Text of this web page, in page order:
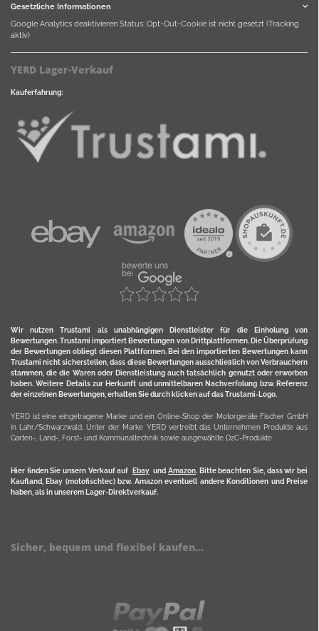
Gesetzliche Informationen
Google Analytics deaktivieren Status: Opt-Out-Cookie ist nicht gesetzt (Tracking
aktiv)
YERD Lager-Verkauf
Kauferfahrung:
Wir nutzen Trustami als unabhängigen Dienstleister für die Einholung von
Bewertungen. Trustami importiert Bewertungen von Drittplattformen. Die Überprüfung
der Bewertungen obliegt diesen Plattformen. Bei den importierten Bewertungen kann
Trustami nicht sicherstellen, dass diese Bewertungen ausschließlich von Verbrauchern
stammen, die die Waren oder Dienstleistung auch tatsächlich genutzt oder erworben
haben. Weitere Details zur Herkunft und unmittelbaren Nachverfolung bzw. Referenz
der einzelnen Bewertungen, erhalten Sie durch klicken auf das Trustami-Logo.
YERD ist eine eingetragene Marke und ein Online-Shop der Motorgeräte Fischer GmbH
in Lahr/Schwarzwald. Unter der Marke YERD vertreibt das Unternehmen Produkte aus
Garten-, Land-, Forst- und Kommunaltechnik sowie ausgewählte D2C-Produkte.
Hier finden Sie unsern Verkauf auf Ebayund Amazon. Bitte beachten Sie, dass wir bei
Kaufland, Ebay (motofischtec) bzw. Amazon eventuell andere Konditionen und Preise
haben, als in unserem Lager-Direktverkauf.
Sicher, bequem und flexibel kaufen...